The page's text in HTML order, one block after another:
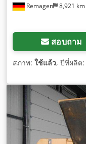
Remagen 8,921 km
สอบถาม
สภาพ: ใช้แล้ว, ปีที่ผลิต: